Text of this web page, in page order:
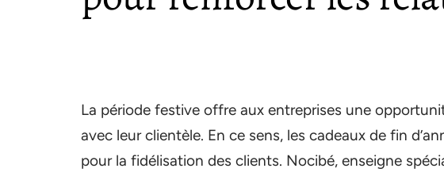
La période festive offre aux entreprises une
avec leur clientèle. En ce sens, les cadeaux de fin
pour la fidélisation des clients. Nocibé, enseigne